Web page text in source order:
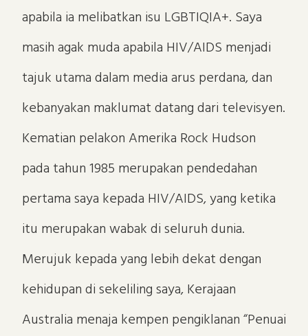
apabila ia melibatkan isu LGBTIQIA+. Saya
masih agak muda apabila HIV/AIDS menjadi
tajuk utama dalam media arus perdana, dan
kebanyakan maklumat datang dari televisyen.
Kematian pelakon Amerika Rock Hudson
pada tahun 1985 merupakan pendedahan
pertama saya kepada HIV/AIDS, yang ketika
itu merupakan wabak di seluruh dunia.
Merujuk kepada yang lebih dekat dengan
kehidupan di sekeliling saya, Kerajaan
Australia menaja kempen pengiklanan “Penuai